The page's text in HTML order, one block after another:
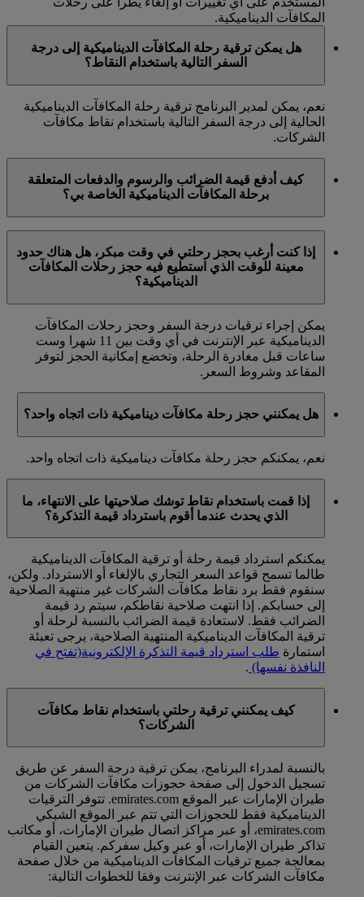
المكافآت الديناميكية.
هل يمكن ترقية رحلة المكافآت الديناميكية إلى درجة
السفر التالية باستخدام النقاط؟
نعم، يمكن لمدير البرنامج ترقية رحلة المكافآت الديناميكية
الحالية إلى درجة السفر التالية باستخدام نقاط مكافآت
الشركات.
كيف أدفع قيمة الضرائب والرسوم والدفعات المتعلقة
برحلة المكافآت الديناميكية الخاصة بي؟
الحجز باستخدام خيارات الدفع المختلفة والمتاحة عبر الموقع
emirates.com.
إذا كنت أرغب بحجز رحلتي في وقت مبكر، هل هناك حدود
معينة للوقت الذي استطيع فيه حجز رحلات المكافآت
الديناميكية؟
يمكن إجراء ترقيات درجة السفر وحجز رحلات المكافآت
الديناميكية عبر الإنترنت في أي وقت بين 11 شهرا وست
ساعات قبل مغادرة الرحلة، وتخضع إمكانية الحجز لتوفر
المقاعد وشروط السعر.
هل يمكنني حجز رحلة مكافآت ديناميكية ذات اتجاه واحد؟
نعم، يمكنكم حجز رحلة مكافآت ديناميكية ذات اتجاه واحد.
إذا قمت باستخدام نقاط توشك صلاحيتها على الانتهاء، ما
الذي يحدث عندما أقوم باسترداد قيمة التذكرة؟
يمكنكم استرداد قيمة رحلة أو ترقية المكافآت الديناميكية
طالما تسمح قواعد السعر التجاري بالإلغاء أو الاسترداد. ولكن،
سنقوم فقط برد نقاط مكافآت الشركات غير منتهية الصلاحية
إلى حسابكم. إذا انتهت صلاحية نقاطكم، سيتم رد قيمة
الضرائب فقط. لاستعادة قيمة الضرائب بالنسبة لرحلة أو
ترقية المكافآت الديناميكية المنتهية الصلاحية، يرجى تعبئة
استمارة طلب استرداد قيمة التذكرة الإلكترونية(تفتح في
النافذة نفسها) .
كيف يمكنني ترقية رحلتي باستخدام نقاط مكافآت
الشركات؟
بالنسبة لمدراء البرنامج، يمكن ترقية درجة السفر عن طريق
تسجيل الدخول إلى صفحة حجوزات مكافآت الشركات من
طيران الإمارات عبر الموقع emirates.com. تتوفر الترقيات
الديناميكية فقط للحجوزات التي تتم عبر الموقع الشبكي
emirates.com، أو عبر مراكز اتصال طيران الإمارات، أو مكاتب
تذاكر طيران الإمارات، أو عبر وكيل سفركم. يتعين القيام
بمعالجة جميع ترقيات المكافآت الديناميكية من خلال صفحة
مكافآت الشركات عبر الإنترنت وفقا للخطوات التالية: